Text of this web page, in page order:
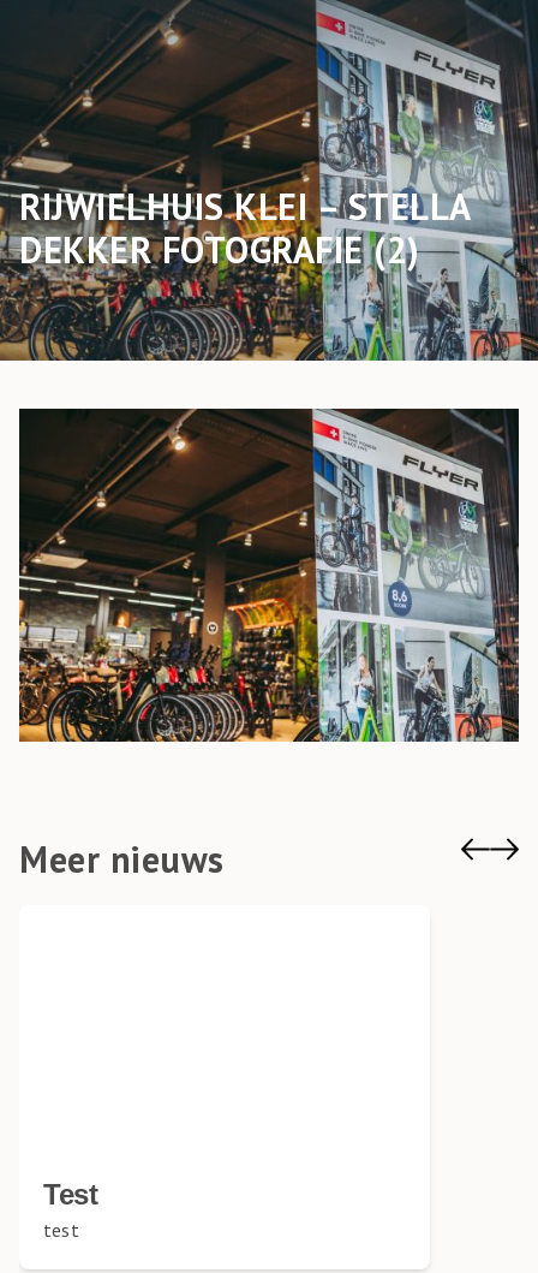
RIJWIELHUIS KLEI – STELLA
DEKKER FOTOGRAFIE (2)
Meer nieuws
Test
test